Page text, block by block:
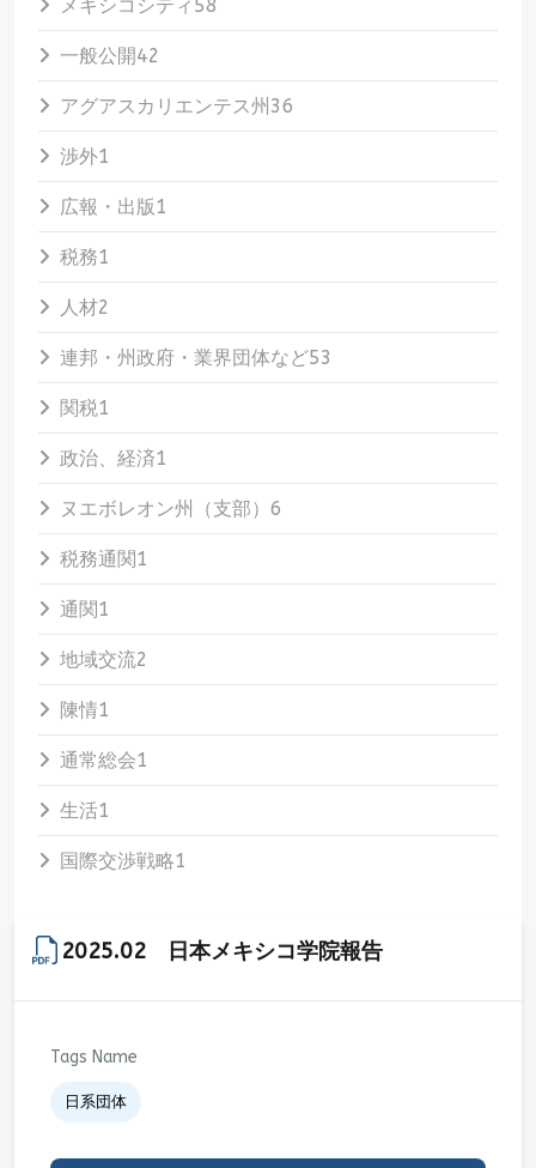
メキシコシティ 58
一般公開42
アグアスカリエンテス州 36
渉外1
広報・出版1
税務1
人材2
連邦・州政府・業界団体など53
関税1
政治、経済1
ヌエボレオン州（支部） 6
税務通関1
通関1
地域交流2
陳情1
通常総会1
生活1
国際交渉戦略1
2025.02 日本メキシコ学院報告
Tags Name
日系団体